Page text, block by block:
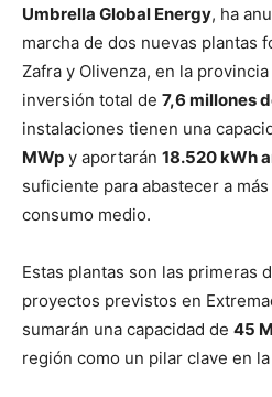
Umbrella Global Energy, ha
marcha de dos nuevas plantas
Zafra y Olivenza, en la
inversión total de 7,6 millones
instalaciones tienen una
MWp y aportarán 18.520 kWh
suficiente para abastecer a más
consumo medio.
Estas plantas son las primeras
proyectos previstos en
sumarán una capacidad de 45
región como un pilar clave en